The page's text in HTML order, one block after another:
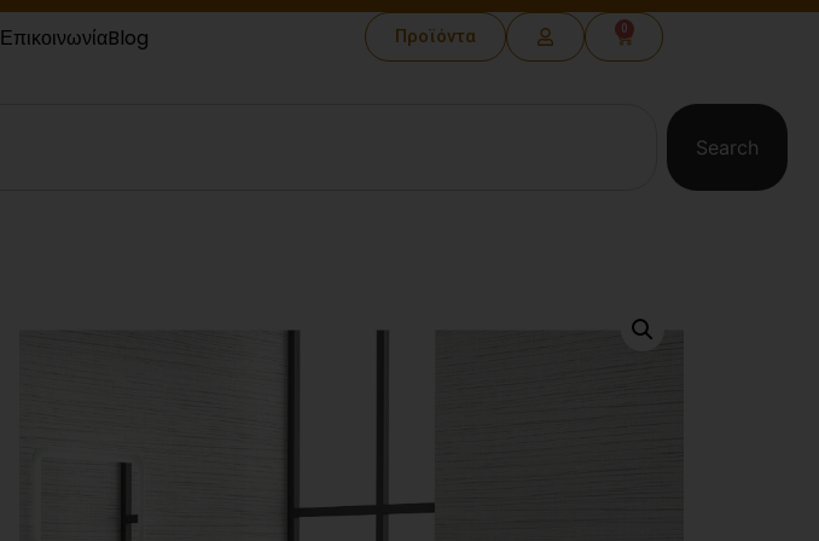
ΕπικοινωνίαBlog Προϊόντα 0
Search